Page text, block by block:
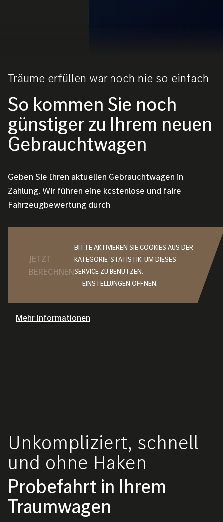
Träume erfüllen war noch nie so einfach
So kommen Sie noch
günstiger zu Ihrem neuen
Gebrauchtwagen
Geben Sie Ihren aktuellen Gebrauchtwagen in
Zahlung. Wir führen eine kostenlose und faire
Fahrzeugbewertung durch.
JETZT
BERECHNEN
BITTE AKTIVIEREN SIE COOKIES AUS DER
KATEGORIE 'STATISTIK' UM DIESES
SERVICE ZU BENUTZEN.
EINSTELLUNGEN ÖFFNEN.
Mehr Informationen
Unkompliziert, schnell
und ohne Haken
Probefahrt in Ihrem
Traumwagen